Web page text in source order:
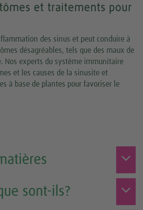
et traitements pour
des sinus et peut conduire à
désagréables, tels que des maux de
Nos experts du système immunitaire
et les causes de la sinusite et
à base de plantes pour favoriser le
sont-ils?